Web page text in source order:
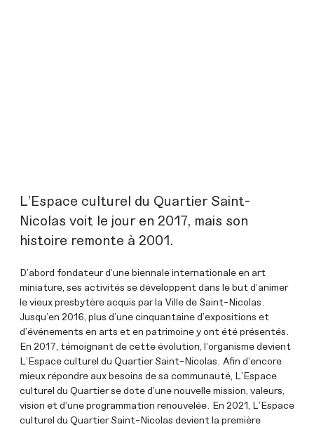
L’Espace culturel du Quartier Saint-
Nicolas voit le jour en 2017, mais son
histoire remonte à 2001.
D’abord fondateur d’une biennale internationale en art
miniature, ses activités se développent dans le but d’animer
le vieux presbytère acquis par la Ville de Saint-Nicolas.
Jusqu’en 2016, plus d’une cinquantaine d’expositions et
d’événements en arts et en patrimoine y ont été présentés.
En 2017, témoignant de cette évolution, l’organisme devient
L’Espace culturel du Quartier Saint-Nicolas. Afin d’encore
mieux répondre aux besoins de sa communauté, L’Espace
culturel du Quartier se dote d’une nouvelle mission, valeurs,
vision et d’une programmation renouvelée. En 2021, L’Espace
culturel du Quartier Saint-Nicolas devient la première